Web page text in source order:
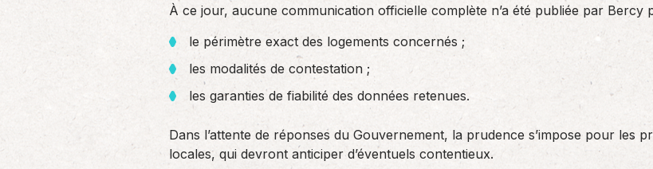
À ce jour, aucune communication officielle complète n’a été publiée par Bercy
le périmètre exact des logements concernés ;
les modalités de contestation ;
les garanties de fiabilité des données retenues.
Dans l’attente de réponses du Gouvernement, la prudence s’impose pour les
locales, qui devront anticiper d’éventuels contentieux.